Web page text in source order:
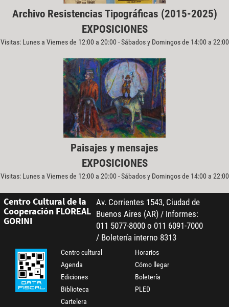
Archivo Resistencias Tipográficas (2015-2025)
EXPOSICIONES
Visitas: Lunes a Viernes de 12:00 a 20:00 - Sábados y Domingos de 14:00 a 22:00
Paisajes y mensajes
EXPOSICIONES
Visitas: Lunes a Viernes de 12:00 a 20:00 - Sábados y Domingos de 14:00 a 22:00
Centro Cultural de la
Cooperación FLOREAL
GORINI
Av. Corrientes 1543, Ciudad de
Buenos Aires (AR) / Informes:
011 5077-8000 o 011 6091-7000
/ Boletería interno 8313
Centro cultural
Agenda
Ediciones
Biblioteca
Cartelera
Horarios
Cómo llegar
Boletería
PLED